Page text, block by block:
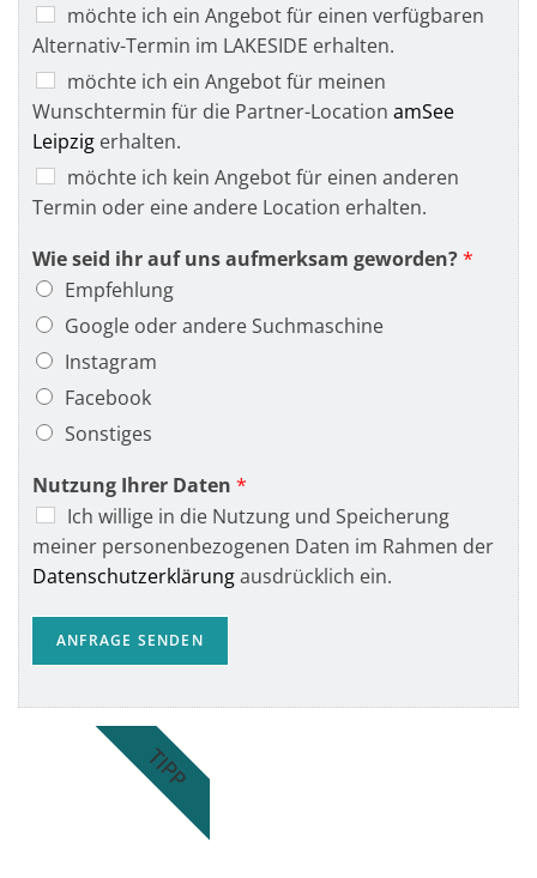
möchte ich ein Angebot für einen verfügbaren
Alternativ-Termin im LAKESIDE erhalten.
möchte ich ein Angebot für meinen
Wunschtermin für die Partner-Location amSee
Leipzig erhalten.
möchte ich kein Angebot für einen anderen
Termin oder eine andere Location erhalten.
Wie seid ihr auf uns aufmerksam geworden?*
Empfehlung
Google oder andere Suchmaschine
Instagram
Facebook
Sonstiges
Nutzung Ihrer Daten *
Ich willige in die Nutzung und Speicherung
meiner personenbezogenen Daten im Rahmen der
Datenschutzerklärungausdrücklich ein.
ANFRAGE SENDEN
TIPP